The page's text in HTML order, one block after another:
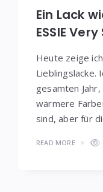
Ein Lack
ESSIE
Heute zeige
Lieblingslacke.
gesamten
wärmere
sind, aber für
READ MORE